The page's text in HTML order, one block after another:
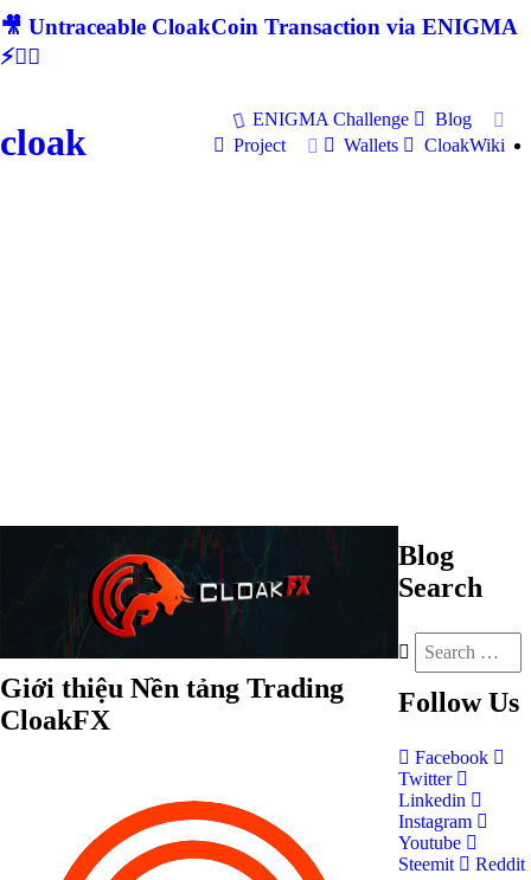
🎥 Untraceable CloakCoin Transaction via ENIGMA
⚡🕵‍♂
cloak
ENIGMA Challenge
Blog
Project
Wallets CloakWiki
Giới thiệu Nền tảng Trading
CloakFX
Blog
Search
Follow Us
Facebook
Twitter
Linkedin
Instagram
Youtube
Steemit
Reddit